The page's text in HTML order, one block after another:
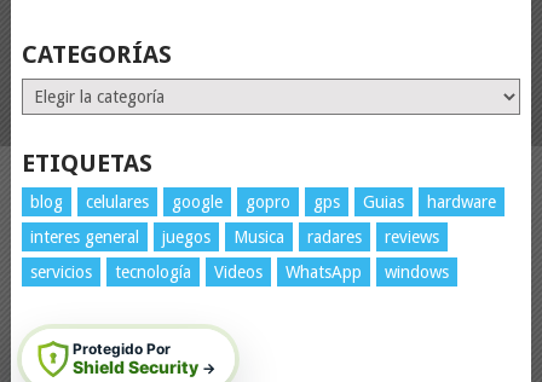
CATEGORÍAS
Categorías
ETIQUETAS
blog celulares google gopro gps Guias
hardware
interes general
juegos Musica radares
reviews
servicios
tecnología Videos WhatsApp windows
Protegido Por
Shield Security →